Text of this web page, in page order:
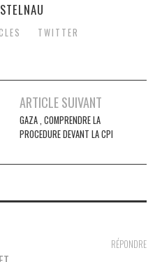
TWITTER
ARTICLE SUIVANT
GAZA , COMPRENDRE LA
PROCEDURE DEVANT LA CPI
RÉPONDRE